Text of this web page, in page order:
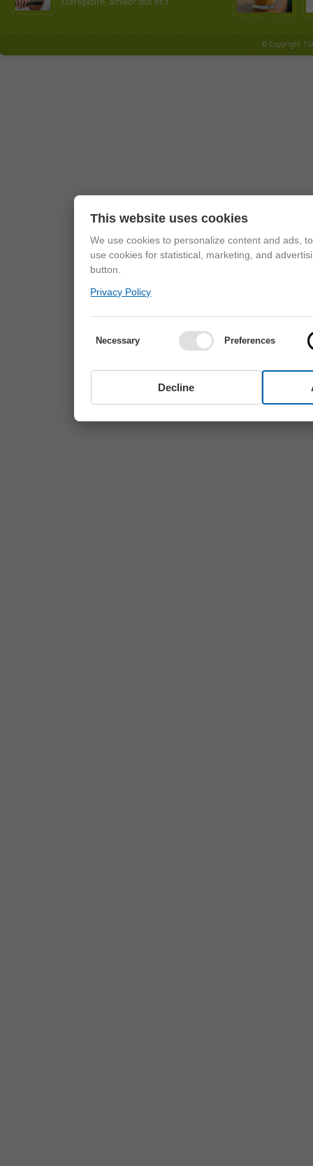
© Copyright
This website uses cookies
We use cookies to personalize content and ads,
use cookies for statistical, marketing, and
button.
Privacy Policy
Necessary Preferences
Decline